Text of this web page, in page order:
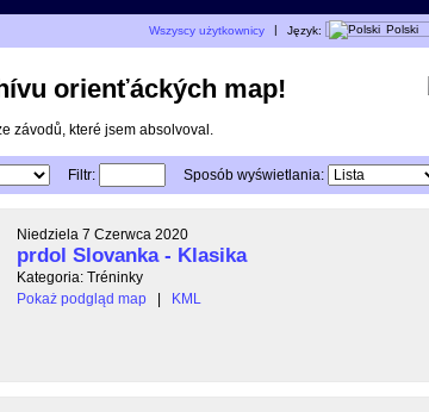
Wszyscy użytkownicy | Język: Polski
orienťáckých map!
závodů, které jsem absolvoval.
Filtr: Sposób wyświetlania:
Niedziela 7 Czerwca 2020
prdol Slovanka - Klasika
Kategoria: Tréninky
Pokaż podgląd map
| KML